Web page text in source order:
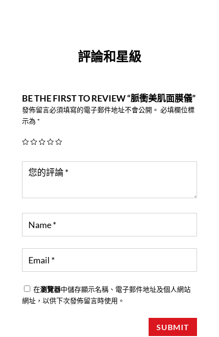
評論和星級
BE THE FIRST TO REVIEW “脈衝美肌面膜儀”
發佈留言必須填寫的電子郵件地址不會公開。 必填欄位標
示為 *
在瀏覽器中儲存顯示名稱、電子郵件地址及個人網站
網址，以供下次發佈留言時使用。
SUBMIT